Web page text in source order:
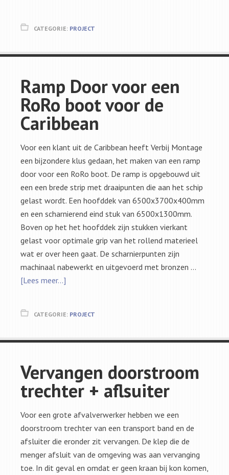
CATEGORIE: PROJECT
Ramp Door voor een
RoRo boot voor de
Caribbean
Voor een klant uit de Caribbean heeft Verbij Montage
een bijzondere klus gedaan, het maken van een ramp
door voor een RoRo boot. De ramp is opgebouwd uit
een een brede strip met draaipunten die aan het schip
gelast wordt. Een hoofddek van 6500x3700x400mm
en een scharnierend eind stuk van 6500x1300mm.
Boven op het het hoofddek zijn stukken vierkant
gelast voor optimale grip van het rollend materieel
wat er over heen gaat. De scharnierpunten zijn
machinaal nabewerkt en uitgevoerd met bronzen …
[Lees meer...]
CATEGORIE: PROJECT
Vervangen doorstroom
trechter + aflsuiter
Voor een grote afvalverwerker hebben we een
doorstroom trechter van een transport band en de
afsluiter die eronder zit vervangen. De klep die de
menger afsluit van de omgeving was aan vervanging
toe. In dit geval en omdat er geen kraan bij kon komen,